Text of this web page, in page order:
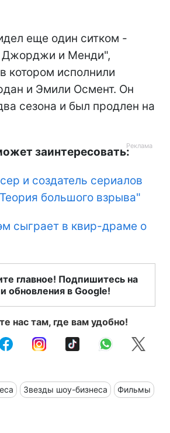
еще один ситком -
Джорджи и Менди",
котором исполнили
и Эмили Осмент. Он
сезона и был продлен на
заинтересовать:
и создатель сериалов
большого взрыва"
сыграет в квир-драме о
главное! Подпишитесь на
обновления в Google!
нас там, где вам удобно!
Звезды шоу-бизнеса Фильмы